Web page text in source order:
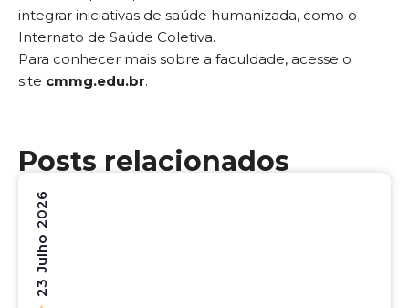
integrar iniciativas de saúde humanizada, como o
Internato de Saúde Coletiva.
Para conhecer mais sobre a faculdade, acesse o
site cmmg.edu.br.
Posts relacionados
23 Julho 2026